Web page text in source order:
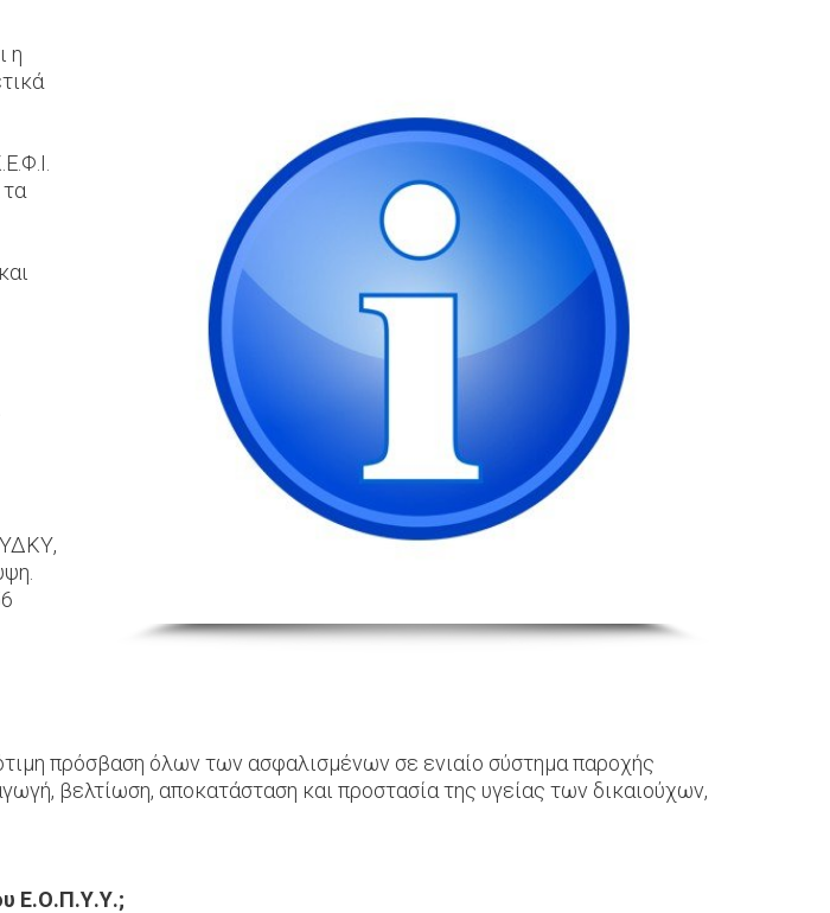
η
πρόσβαση όλων των ασφαλισμένων σε ενιαίο σύστημα παροχής
βελτίωση, αποκατάσταση και προστασία της υγείας των δικαιούχων,
Ε.Ο.Π.Υ.Υ.;